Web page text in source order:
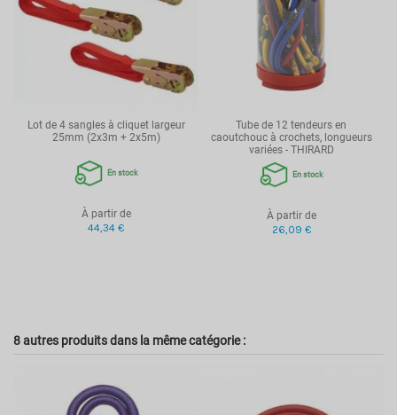
Lot de 4 sangles à cliquet largeur
25mm (2x3m + 2x5m)
En stock
À partir de
44,34 €
Tube de 12 tendeurs en
caoutchouc à crochets, longueurs
variées - THIRARD
En stock
À partir de
26,09 €
8 autres produits dans la même catégorie :